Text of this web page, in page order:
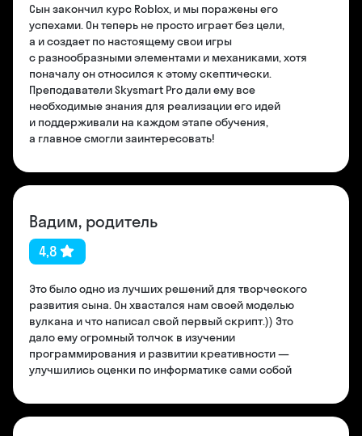
Сын закончил курс Roblox, и мы поражены его
успехами. Он теперь не просто играет без цели,
а и создает по настоящему свои игры
с разнообразными элементами и механиками, хотя
поначалу он относился к этому скептически.
Преподаватели Skysmart Pro дали ему все
необходимые знания для реализации его идей
и поддерживали на каждом этапе обучения,
а главное смогли заинтересовать!
Вадим, родитель
4,8
Это было одно из лучших решений для творческого
развития сына. Он хвастался нам своей моделью
вулкана и что написал свой первый скрипт.)) Это
дало ему огромный толчок в изучении
программирования и развитии креативности —
улучшились оценки по информатике сами собой